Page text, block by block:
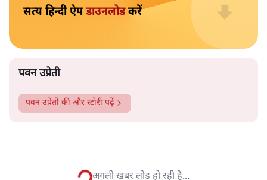
महिलाओं को नहीं घुसने दिया जाता है। बड़े ऐसे कई मंदिर हैं, जहां
ऐसा होता है। कुछ मंदिर ऐसे हैं जहां माहवारी के दौरान उन्हें मंदिर
के अंदर नहीं जाने को कहा जाता है। कुछ ऐसे भी हैं, जहां माहवारी
पटबउसी सत्र मंदिर
सत्य हिन्दी ऐपडाउनलोड करें